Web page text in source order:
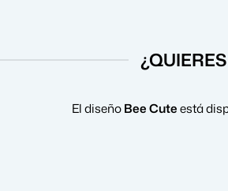
El diseñoBee Cuteestá